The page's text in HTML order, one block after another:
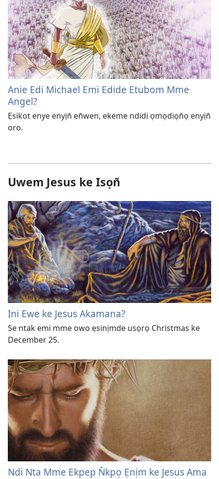
Anie Edi Michael Emi Edide Etubom Mme
Angel?
Ẹsikot enye enyịn̄ en̄wen, ekeme ndidi ọmọdiọn̄ọ enyịn̄
oro.
Uwem Jesus ke Isọn̄
Ini Ewe ke Jesus Akamana?
Se ntak emi mme owo ẹsinịmde usọrọ Christmas ke
December 25.
Ndi Nta Mme Ekpep N̄kpọ Ẹnịm ke Jesus Ama